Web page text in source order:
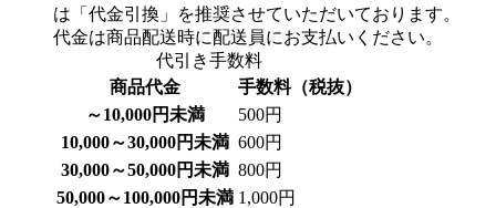
は「代金引換」を推奨させていただいております。
代金は商品配送時に配送員にお支払いください。
代引き手数料
商品代金
手数料（税抜）
～10,000円未満
500円
10,000～30,000円未満 600円
30,000～50,000円未満 800円
50,000～100,000円未満 1,000円